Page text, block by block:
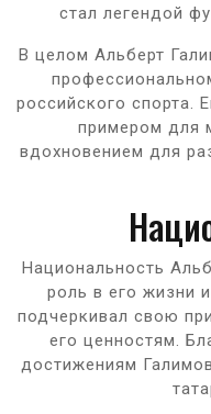
стал легендой
В целом Альберт
российского спорта.
примером для
вдохновением для
Национальность
роль в его жизни
подчеркивал свою
его ценностям.
достижениям